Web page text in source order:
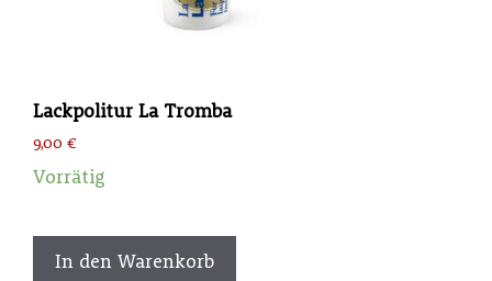
Lackpolitur La Tromba
9,00 €
Vorrätig
In den Warenkorb